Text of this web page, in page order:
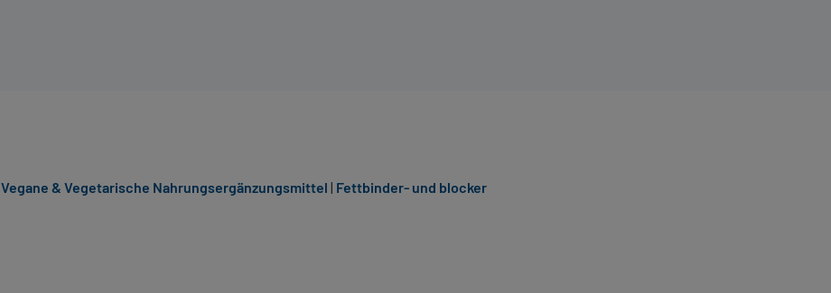
Vegane & Vegetarische Nahrungsergänzungsmittel | Fettbinder- und blocker